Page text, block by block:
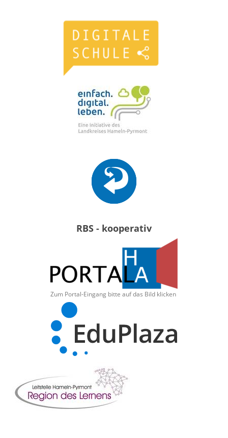
RBS - kooperativ
Zum Portal-Eingang bitte auf das Bild klicken